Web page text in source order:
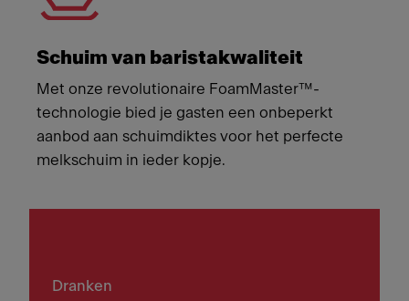
Schuim van baristakwaliteit
Met onze revolutionaire FoamMaster™-
technologie bied je gasten een onbeperkt
aanbod aan schuimdiktes voor het perfecte
melkschuim in ieder kopje.
Dranken